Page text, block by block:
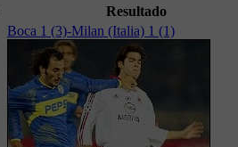
Resultado
Boca 1 (3)-Milan (Italia) 1 (1)